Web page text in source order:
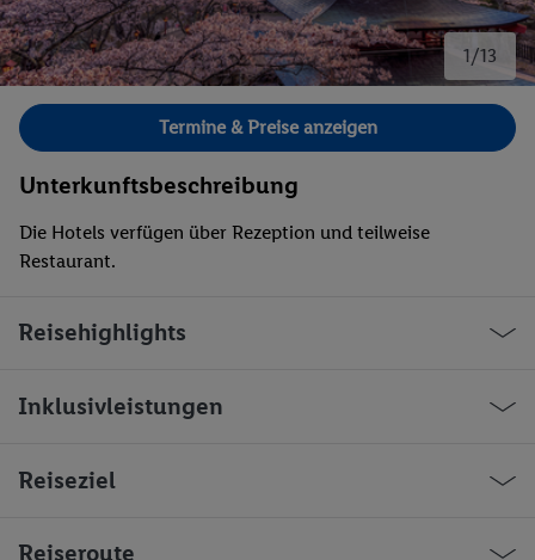
1/13
Bild 1 von 13.
Termine & Preise anzeigen
Unterkunftsbeschreibung
Die Hotels verfügen über Rezeption und teilweise
Restaurant.
Reisehighlights
Inklusivleistungen
Reiseziel
Willkommen in Japan!
Reiseroute